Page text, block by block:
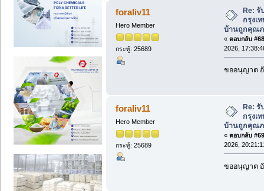
foraliv11
Hero Member
กระทู้: 25689
Re: รั
กรุงเ
บ้านถูกคุณภ
« ตอบกลับ
2026,
ขออนุญาต
foraliv11
Hero Member
กระทู้: 25689
Re: รั
กรุงเ
บ้านถูกคุณภ
« ตอบกลับ
2026,
ขออนุญาต